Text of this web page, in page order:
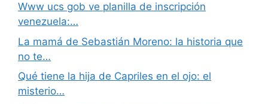
Www ucs gob ve planilla de inscripción
venezuela:…
La mamá de Sebastián Moreno: la historia que
no te…
Qué tiene la hija de Capriles en el ojo: el
misterio…